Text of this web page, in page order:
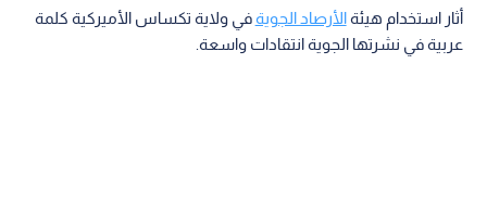
أثار استخدام هيئةالأرصاد الجويةفي ولاية تكساس الأميركية كلمة
عربية في نشرتها الجوية انتقادات واسعة.